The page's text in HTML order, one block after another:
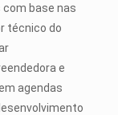
base nas
técnico do
e
agendas